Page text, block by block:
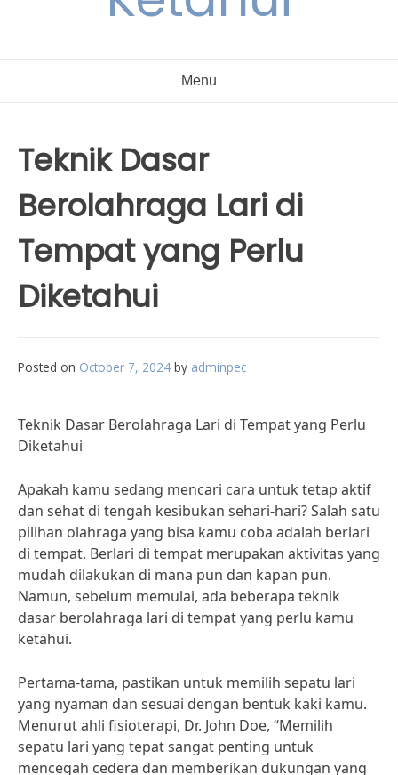
Menu
Teknik Dasar
Berolahraga Lari di
Tempat yang Perlu
Diketahui
Posted on October 7, 2024 by adminpec
Teknik Dasar Berolahraga Lari di Tempat yang Perlu
Diketahui
Apakah kamu sedang mencari cara untuk tetap aktif
dan sehat di tengah kesibukan sehari-hari? Salah satu
pilihan olahraga yang bisa kamu coba adalah berlari
di tempat. Berlari di tempat merupakan aktivitas yang
mudah dilakukan di mana pun dan kapan pun.
Namun, sebelum memulai, ada beberapa teknik
dasar berolahraga lari di tempat yang perlu kamu
ketahui.
Pertama-tama, pastikan untuk memilih sepatu lari
yang nyaman dan sesuai dengan bentuk kaki kamu.
Menurut ahli fisioterapi, Dr. John Doe, “Memilih
sepatu lari yang tepat sangat penting untuk
mencegah cedera dan memberikan dukungan yang